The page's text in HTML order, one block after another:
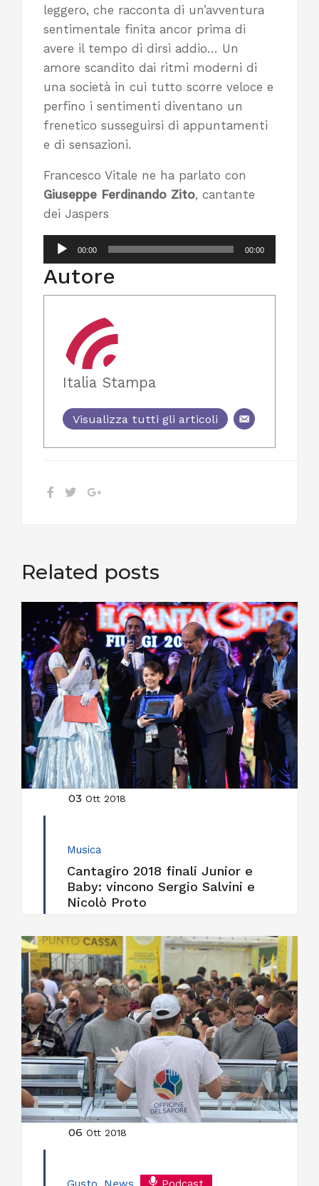
leggero, che racconta di un’avventura
sentimentale finita ancor prima di
avere il tempo di dirsi addio… Un
amore scandito dai ritmi moderni di
una società in cui tutto scorre veloce e
perfino i sentimenti diventano un
frenetico susseguirsi di appuntamenti
e di sensazioni.
Francesco Vitale ne ha parlato con
Giuseppe Ferdinando Zito, cantante
dei Jaspers
Audio
Player
00:00 00:00
Autore
Italia Stampa
Visualizza tutti gli articoli
Related posts
03 Ott 2018
Musica
Cantagiro 2018 finali Junior e
Baby: vincono Sergio Salvini e
Nicolò Proto
06 Ott 2018